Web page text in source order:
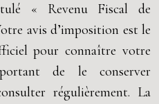
« Revenu Fiscal de
avis d’imposition est le
pour connaître votre
de le conserver
régulièrement. La